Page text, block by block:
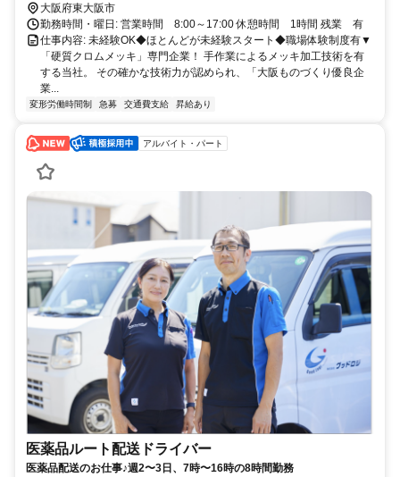
大阪府東大阪市
勤務時間・曜日: 営業時間 8:00～17:00 休憩時間 1時間 残業 有
仕事内容: 未経験OK◆ほとんどが未経験スタート◆職場体験制度有▼
「硬質クロムメッキ」専門企業！ 手作業によるメッキ加工技術を有
する当社。 その確かな技術力が認められ、「大阪ものづくり優良企
業...
変形労働時間制 急募 交通費支給 昇給あり
アルバイト・パート
医薬品ルート配送ドライバー
医薬品配送のお仕事♪週2〜3日、7時〜16時の8時間勤務